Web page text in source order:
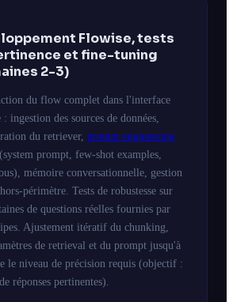
Flowise, tests
et fine-tuning
2-3)
du flow complet dans l'interface
ingestion des sources de données,
du retriever, prompt engineering
prompt, few-shot examples,
mémoire conversationnelle, gestion
périmètre. Tests de robustesse sur
de questions réelles fournies par
Ajustement itératif du chunking,
de retrieval et du prompt jusqu'à
le niveau de précision requis (objectif :
réponses pertinentes).